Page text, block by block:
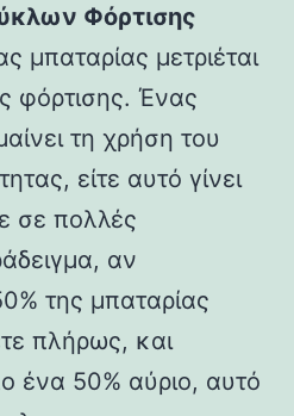
Φόρτισης
μπαταρίας μετριέται
φόρτισης. Ένας
τη χρήση του
είτε αυτό γίνει
σε πολλές
αν
της μπαταρίας
πλήρως, και
ένα 50% αύριο, αυτό